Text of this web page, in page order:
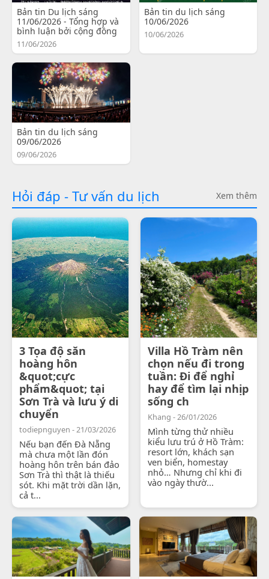
Bản tin Du lịch sáng
11/06/2026 - Tổng hợp và
bình luận bởi cộng đồng
11/06/2026
Bản tin du lịch sáng
10/06/2026
10/06/2026
Bản tin du lịch sáng
09/06/2026
09/06/2026
Hỏi đáp - Tư vấn du lịch Xem thêm
3 Tọa độ săn
hoàng hôn
&quot;cực
phẩm&quot; tại
Sơn Trà và lưu ý di
chuyển
todiepnguyen - 21/03/2026
Nếu bạn đến Đà Nẵng
mà chưa một lần đón
hoàng hôn trên bán đảo
Sơn Trà thì thật là thiếu
sót. Khi mặt trời dần lặn,
cả t...
Villa Hồ Tràm nên
chọn nếu đi trong
tuần: Đi để nghỉ
hay để tìm lại nhịp
sống ch
Khang - 26/01/2026
Mình từng thử nhiều
kiểu lưu trú ở Hồ Tràm:
resort lớn, khách sạn
ven biển, homestay
nhỏ… Nhưng chỉ khi đi
vào ngày thườ...